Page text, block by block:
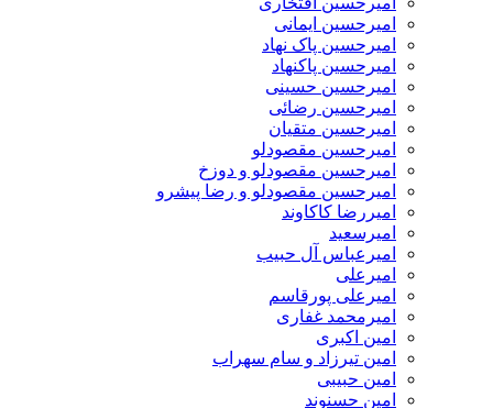
امیرحسین ایمانی
امیرحسین پاک نهاد
امیرحسین پاکنهاد
امیرحسین حسینی
امیرحسین رضائی
امیرحسین متقیان
امیرحسین مقصودلو
امیرحسین مقصودلو و دوزخ
امیرحسین مقصودلو و رضا پیشرو
امیررضا کاکاوند
امیرسعید
امیرعباس آل حبیب
امیرعلی
امیرعلی پورقاسم
امیرمحمد غفاری
امین اکبری
امین تیرزاد و سام سهراب
امین حبیبی
امین حسنوند